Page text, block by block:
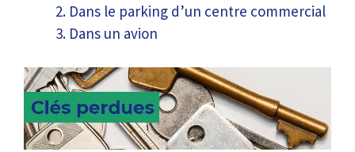
Dans le parking d’un centre commercial
Dans un avion